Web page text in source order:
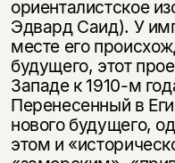
ориенталистское
Эдвард Саид). У
месте его
будущего, этот
Западе к 1910-м
Перенесенный в
нового будущего,
этом и